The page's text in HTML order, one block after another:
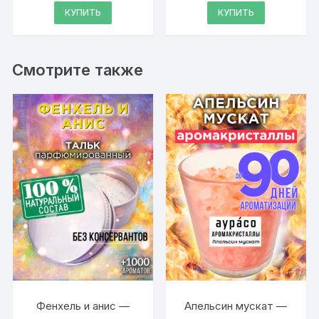
из 5
КУПИТЬ
из 5
КУПИТЬ
Смотрите также
Фенхель и анис —
Апельсин мускат —